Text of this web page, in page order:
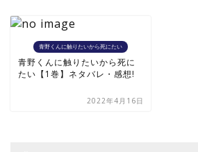
青野くんに触りたいから死にたい
青野くんに触りたいから死に
たい【1巻】ネタバレ・感想!
2022年4月16日